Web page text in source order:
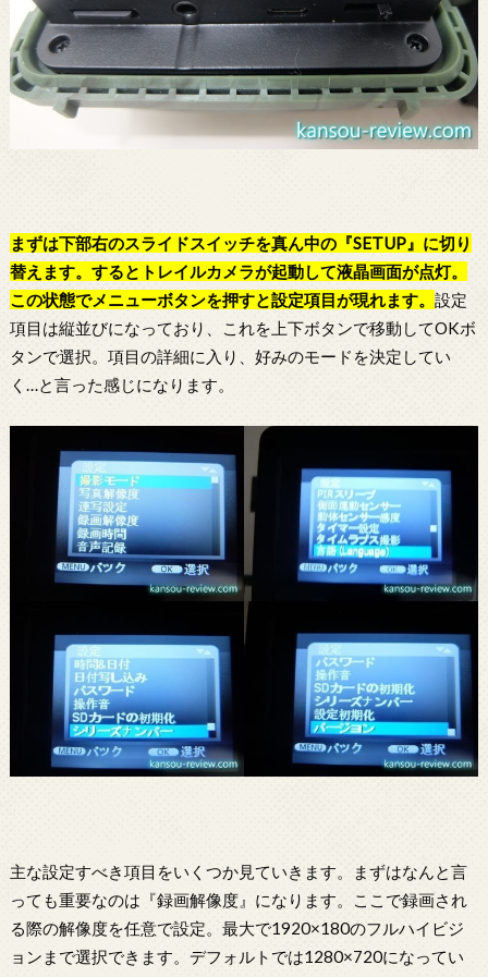
まずは下部右のスライドスイッチを真ん中の『SETUP』に切り
替えます。するとトレイルカメラが起動して液晶画面が点灯。
この状態でメニューボタンを押すと設定項目が現れます。 設定
項目は縦並びになっており、これを上下ボタンで移動してOKボ
タンで選択。項目の詳細に入り、好みのモードを決定してい
く…と言った感じになります。
主な設定すべき項目をいくつか見ていきます。まずはなんと言
っても重要なのは『録画解像度』になります。ここで録画され
る際の解像度を任意で設定。最大で1920×180のフルハイビジ
ョンまで選択できます。デフォルトでは1280×720になってい